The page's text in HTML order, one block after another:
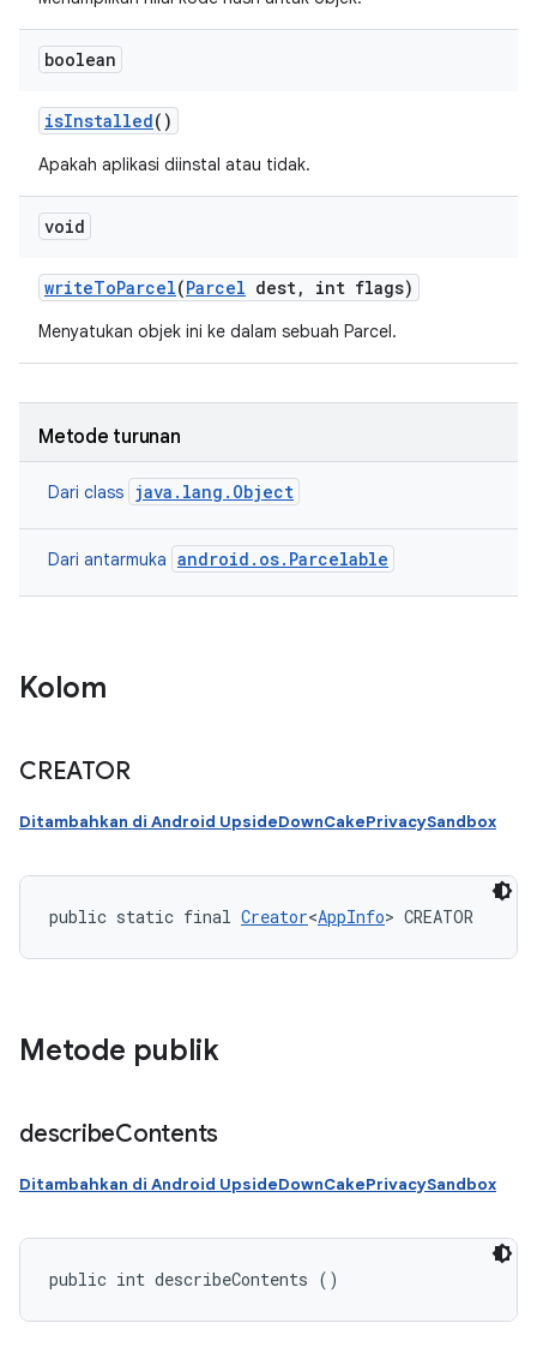
boolean
isInstalled()
Apakah aplikasi diinstal atau tidak.
void
writeToParcel(Parcel dest, int flags)
Menyatukan objek ini ke dalam sebuah Parcel.
Metode turunan
Dari class java.lang.Object
Dari antarmuka android.os.Parcelable
Kolom
CREATOR
Ditambahkan di Android UpsideDownCakePrivacySandbox
public static final Creator<AppInfo> CREATOR
Metode publik
describeContents
Ditambahkan di Android UpsideDownCakePrivacySandbox
public int describeContents ()